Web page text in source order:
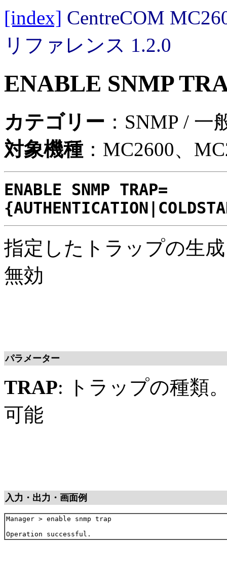
[index] CentreCOM
リファレンス 1.2.0
ENABLE SNMP
カテゴリー ：SNMP /
対象機種 ：MC2600、
ENABLE SNMP TRAP=
指定したトラップの生
無効
パラメーター
TRAP: トラップの種類
可能
入力・出力・画面例
Manager > enable snmp trap